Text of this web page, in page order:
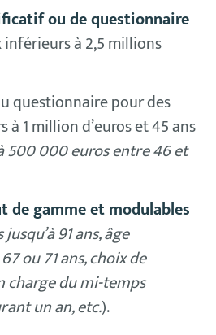
ou de questionnaire
à 2,5 millions
questionnaire pour des
1 million d’euros et 45 ans
500 000 euros entre 46 et
de gamme et modulables
91 ans, âge
ou 71 ans, choix de
charge du mi-temps
un an, etc.).